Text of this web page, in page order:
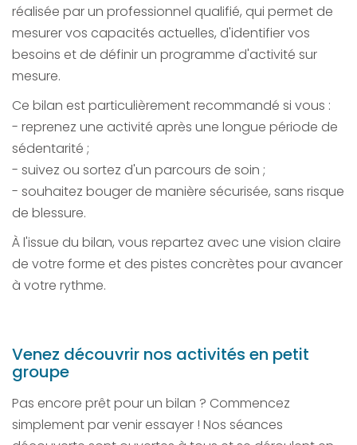
réalisée par un professionnel qualifié, qui permet de
mesurer vos capacités actuelles, d'identifier vos
besoins et de définir un programme d'activité sur
mesure.
Ce bilan est particulièrement recommandé si vous :
- reprenez une activité après une longue période de
sédentarité ;
- suivez ou sortez d'un parcours de soin ;
- souhaitez bouger de manière sécurisée, sans risque
de blessure.
À l'issue du bilan, vous repartez avec une vision claire
de votre forme et des pistes concrètes pour avancer
à votre rythme.
Venez découvrir nos activités en petit
groupe
Pas encore prêt pour un bilan ? Commencez
simplement par venir essayer ! Nos séances